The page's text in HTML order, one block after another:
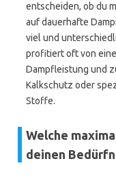
entscheiden, ob du
auf dauerhafte
viel und
profitiert oft von
Dampfleistung und
Kalkschutz oder
Stoffe.
Welche
deinen